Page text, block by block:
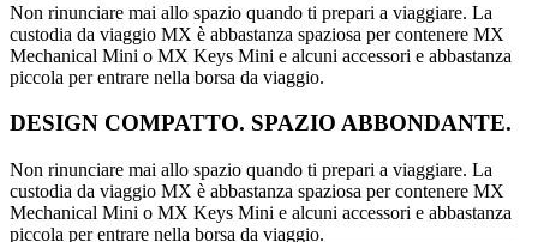
Non rinunciare mai allo spazio quando ti prepari a viaggiare. La
custodia da viaggio MX è abbastanza spaziosa per contenere MX
Mechanical Mini o MX Keys Mini e alcuni accessori e abbastanza
piccola per entrare nella borsa da viaggio.
DESIGN COMPATTO. SPAZIO ABBONDANTE.
Non rinunciare mai allo spazio quando ti prepari a viaggiare. La
custodia da viaggio MX è abbastanza spaziosa per contenere MX
Mechanical Mini o MX Keys Mini e alcuni accessori e abbastanza
piccola per entrare nella borsa da viaggio.